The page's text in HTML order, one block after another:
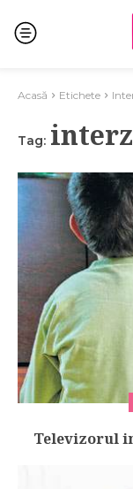
Acasă Etichete
Tag:
Televizorul